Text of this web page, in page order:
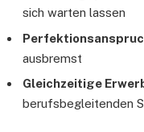
sich warten lassen
ausbremst
Gleichzeitige
berufsbegleitenden